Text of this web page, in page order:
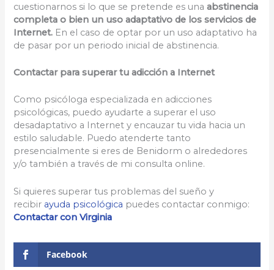
cuestionarnos si lo que se pretende es unaabstinencia
completa o bien un uso adaptativo de los servicios de
Internet. En el caso de optar por un uso adaptativo ha
de pasar por un periodo inicial de abstinencia.
Contactar para superar tu adicción a Internet
Como psicóloga especializada en adicciones
psicológicas, puedo ayudarte a superar el uso
desadaptativo a Internet y encauzar tu vida hacia un
estilo saludable. Puedo atenderte tanto
presencialmente si eres de Benidorm o alrededores
y/o también a través de mi consulta online.
Si quieres superar tus problemas del sueño y
recibir ayuda psicológica puedes contactar conmigo:
Contactar con Virginia
Facebook